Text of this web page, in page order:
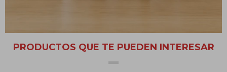
PRODUCTOS QUE TE PUEDEN INTERESAR